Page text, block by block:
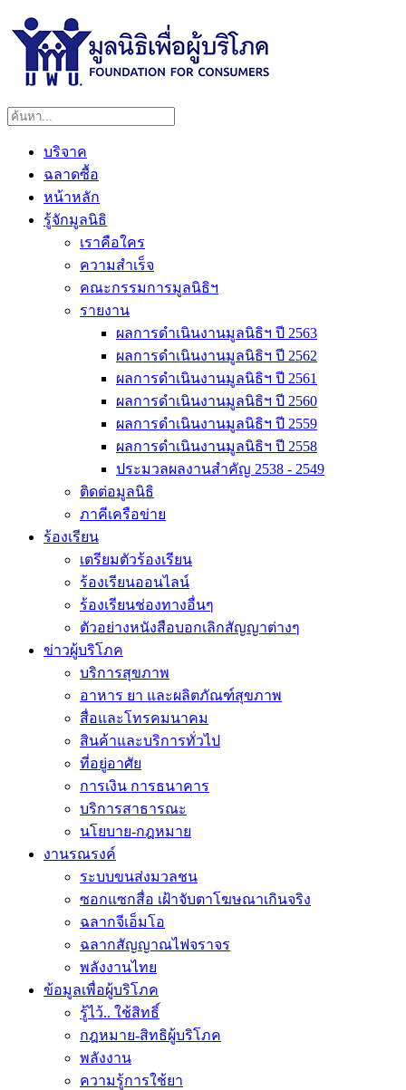
บริจาค
ฉลาดซื้อ
หน้าหลัก
รู้จักมูลนิธิ
เราคือใคร
ความสำเร็จ
คณะกรรมการมูลนิธิฯ
รายงาน
ผลการดำเนินงานมูลนิธิฯ ปี 2563
ผลการดำเนินงานมูลนิธิฯ ปี 2562
ผลการดำเนินงานมูลนิธิฯ ปี 2561
ผลการดำเนินงานมูลนิธิฯ ปี 2560
ผลการดำเนินงานมูลนิธิฯ ปี 2559
ผลการดำเนินงานมูลนิธิฯ ปี 2558
ประมวลผลงานสำคัญ 2538 - 2549
ติดต่อมูลนิธิ
ภาคีเครือข่าย
ร้องเรียน
เตรียมตัวร้องเรียน
ร้องเรียนออนไลน์
ร้องเรียนช่องทางอื่นๆ
ตัวอย่างหนังสือบอกเลิกสัญญาต่างๆ
ข่าวผู้บริโภค
บริการสุขภาพ
อาหาร ยา และผลิตภัณฑ์สุขภาพ
สื่อและโทรคมนาคม
สินค้าและบริการทั่วไป
ที่อยู่อาศัย
การเงิน การธนาคาร
บริการสาธารณะ
นโยบาย-กฎหมาย
งานรณรงค์
ระบบขนส่งมวลชน
ซอกแซกสื่อ เฝ้าจับตาโฆษณาเกินจริง
ฉลากจีเอ็มโอ
ฉลากสัญญาณไฟจราจร
พลังงานไทย
ข้อมูลเพื่อผู้บริโภค
รู้ไว้.. ใช้สิทธิ์
กฎหมาย-สิทธิผู้บริโภค
พลังงาน
ความรู้การใช้ยา